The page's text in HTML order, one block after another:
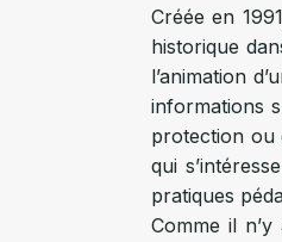
Créée en
historique
l’animation
informations
protection ou
qui
pratiques
Comme il